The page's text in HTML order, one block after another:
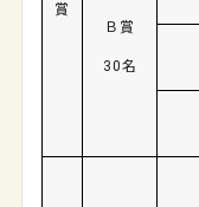
賞
Ｂ賞
30名